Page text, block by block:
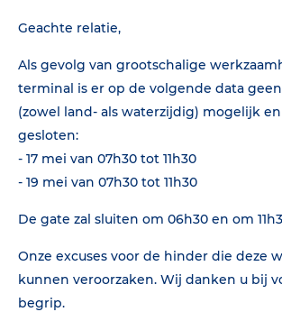
Geachte relatie,
Als gevolg van grootschalige
terminal is er op de volgende data
(zowel land- als waterzijdig) mogelijk
gesloten:
- 17 mei van 07h30 tot 11h30
- 19 mei van 07h30 tot 11h30
De gate zal sluiten om 06h30 en om
Onze excuses voor de hinder die deze
kunnen veroorzaken. Wij danken u bij
begrip.